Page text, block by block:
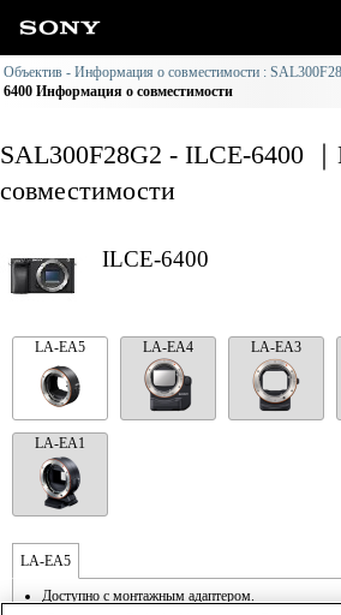
Объектив - Информация о совместимости :
6400 Информация о совместимости
SAL300F28G2 - ILCE-6400
совместимости
ILCE-6400
LA-EA5 LA-EA4 LA-EA3
LA-EA1
LA-EA5
Доступно с монтажным адаптером.